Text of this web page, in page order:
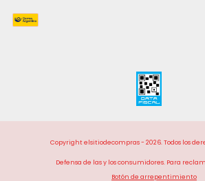
Copyright elsitiodecompras - 2026. Todos los
Defensa de las y los consumidores. Para
Botón de arrepentimiento